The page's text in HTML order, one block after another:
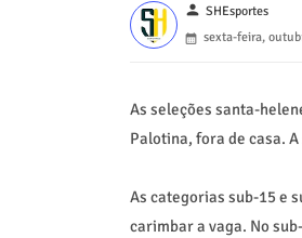
person SHEsportes
sexta-feira,
As seleções santa-
Palotina, fora de casa.
As categorias sub-15 e
carimbar a vaga. No